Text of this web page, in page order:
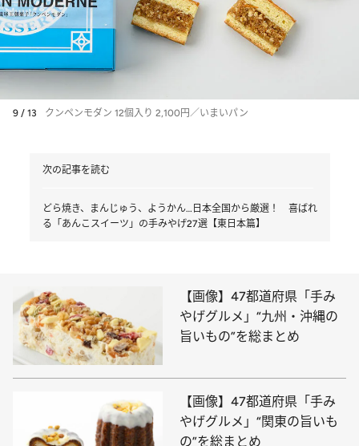
9 / 13 クンペンモダン 12個入り 2,100円／いまいパン
次の記事を読む
どら焼き、まんじゅう、ようかん…日本全国から厳選！ 喜ばれ
る「あんこスイーツ」の手みやげ27選【東日本篇】
【画像】47都道府県「手み
やげグルメ」“九州・沖縄の
旨いもの”を総まとめ
【画像】47都道府県「手み
やげグルメ」“関東の旨いも
の”を総まとめ